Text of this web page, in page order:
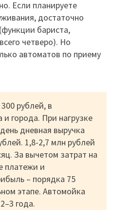
Если планируете
достаточно
бариста,
четверо). Но
автоматов по приему
рублей, в
и города. При нагрузке
дневная выручка
1,8-2,7 млн рублей
За вычетом затрат на
платежи и
– порядка 75
этапе. Автомойка
года.